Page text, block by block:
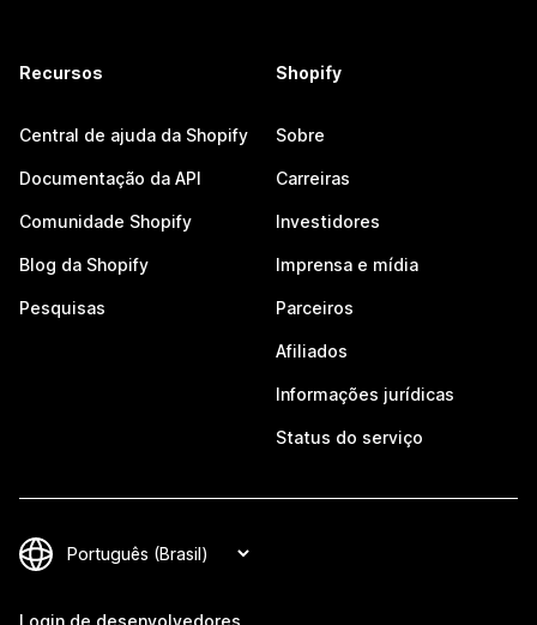
Recursos
Central de ajuda da Shopify
Documentação da API
Comunidade Shopify
Blog da Shopify
Pesquisas
Shopify
Sobre
Carreiras
Investidores
Imprensa e mídia
Parceiros
Afiliados
Informações jurídicas
Status do serviço
Login de desenvolvedores